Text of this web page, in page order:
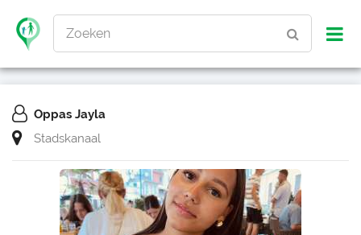
Zoeken
Oppas Jayla
Stadskanaal